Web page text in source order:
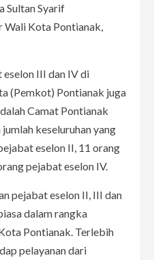
Sultan Syarif
Wali Kota Pontianak,
III dan IV di
(Pemkot) Pontianak juga
Camat Pontianak
keseluruhan yang
eselon II, 11 orang
pejabat eselon IV.
pejabat eselon II, III dan
dalam rangka
Pontianak. Terlebih
pelayanan dari